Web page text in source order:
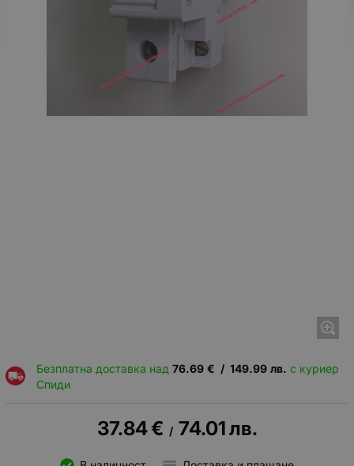
Безплатна доставка над 76.69 € / 149.99 лв. с куриер
Спиди
37.84€ / 74.01лв.